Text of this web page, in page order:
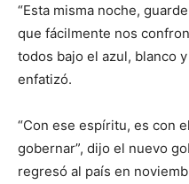
“Esta misma noche,
que fácilmente nos
todos bajo el azul, blanco
enfatizó.
“Con ese espíritu, es con
gobernar”, dijo el nuevo
regresó al país en